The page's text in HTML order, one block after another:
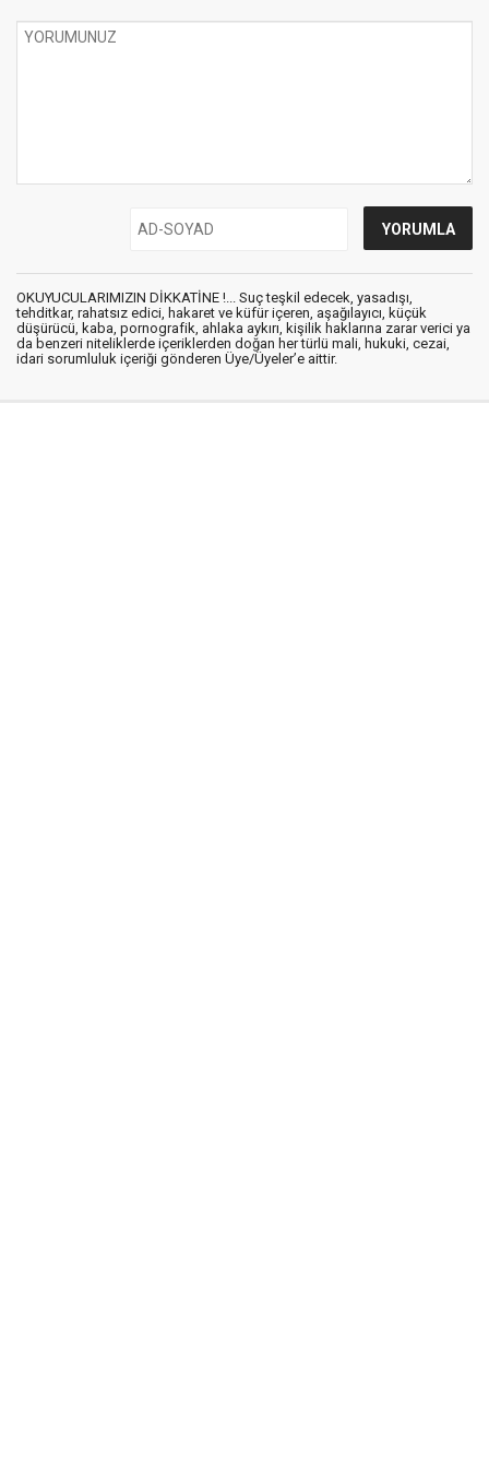
OKUYUCULARIMIZIN DİKKATİNE !... Suç teşkil edecek, yasadışı,
tehditkar, rahatsız edici, hakaret ve küfür içeren, aşağılayıcı, küçük
düşürücü, kaba, pornografik, ahlaka aykırı, kişilik haklarına zarar verici ya
da benzeri niteliklerde içeriklerden doğan her türlü mali, hukuki, cezai,
idari sorumluluk içeriği gönderen Üye/Üyeler’e aittir.